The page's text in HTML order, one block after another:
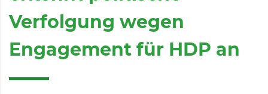
Verfolgung wegen
Engagement für HDP an